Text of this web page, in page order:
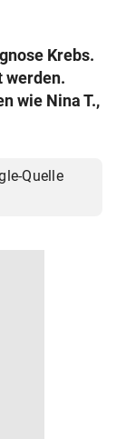
Krebs.
werden.
wie Nina T.,
Quelle